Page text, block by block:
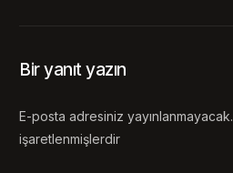
Bir yanıt yazın
E-posta adresiniz yayınlanmayacak.
işaretlenmişlerdir